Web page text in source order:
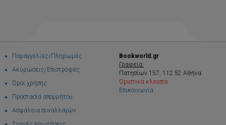
Παραγγελίες/Πληρωμές
Ακυρώσεις/Επιστροφές
Όροι χρήσης
Προστασία απορρήτου
Ασφάλεια συναλλαγών
Bookworld.gr
Γραφεία:
Πατησίων 157, 112 52 Αθήνα
Οριστικά κλειστό
Επικοινωνία